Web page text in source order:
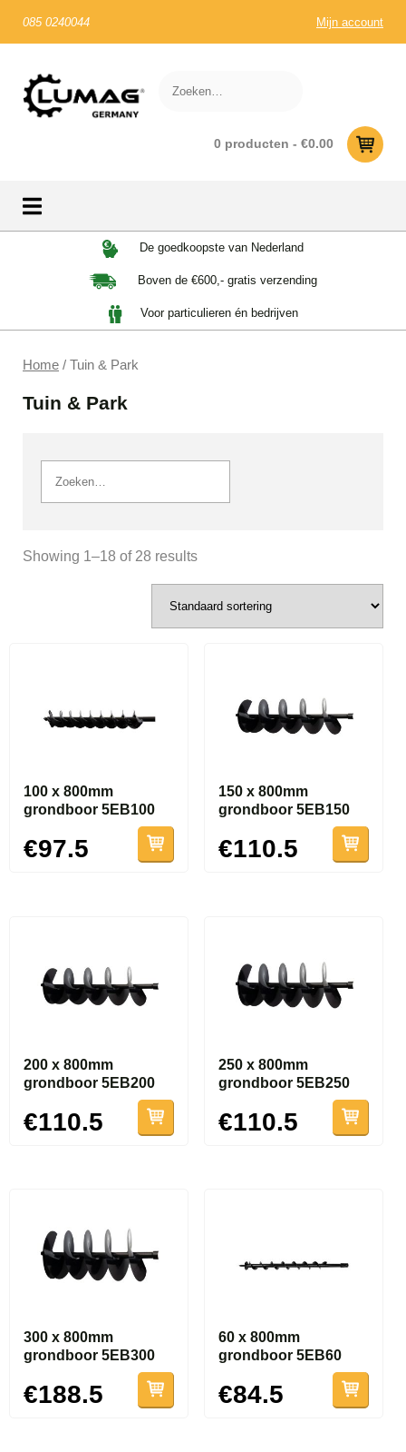
085 0240044 Mijn account
0 producten - €0.00
De goedkoopste van Nederland
Boven de €600,- gratis verzending
Voor particulieren én bedrijven
Home / Tuin & Park
Tuin & Park
Showing 1–18 of 28 results
100 x 800mm
grondboor 5EB100
€97.5
150 x 800mm
grondboor 5EB150
€110.5
200 x 800mm
grondboor 5EB200
€110.5
250 x 800mm
grondboor 5EB250
€110.5
300 x 800mm
grondboor 5EB300
€188.5
60 x 800mm
grondboor 5EB60
€84.5